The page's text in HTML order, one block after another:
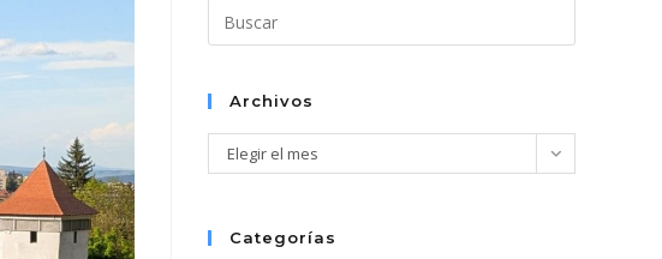
Escape
el
Archivos
Archivos
Elegir el mes
Categorías